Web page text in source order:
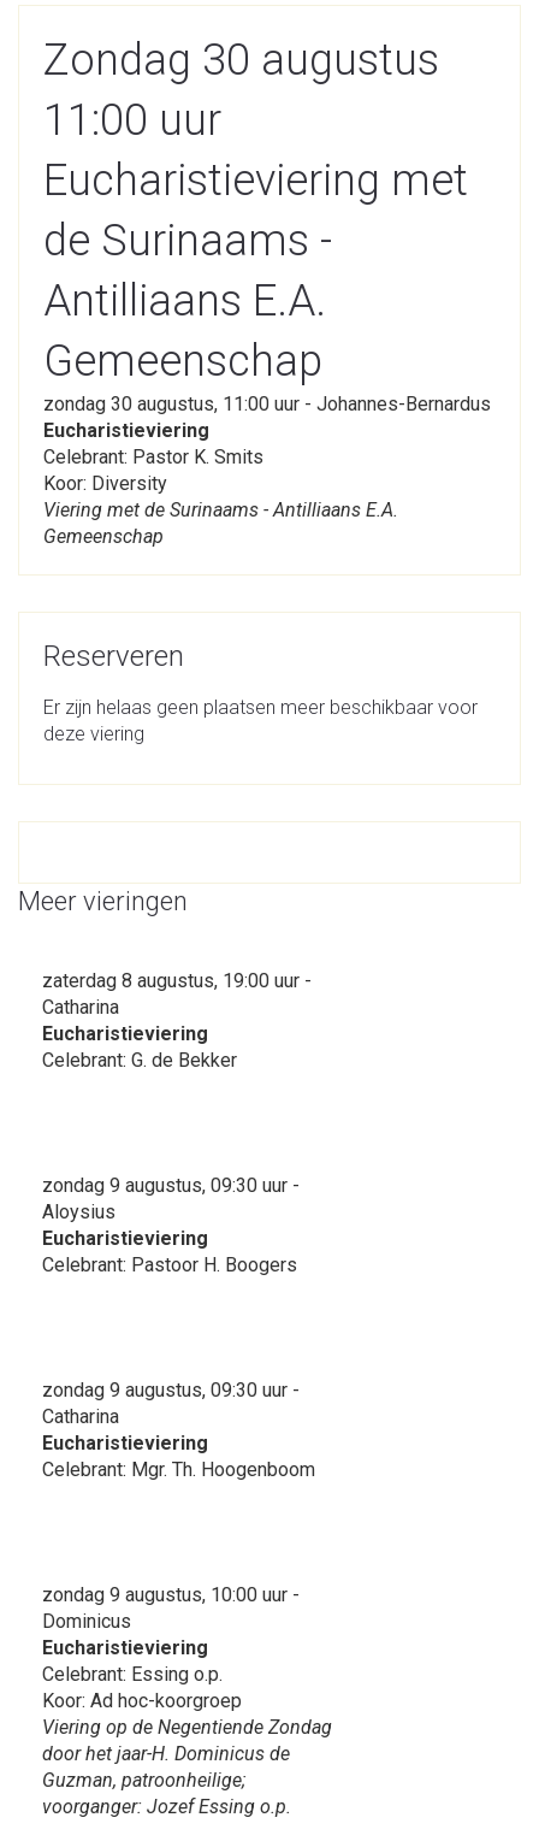
Zondag 30 augustus
11:00 uur
Eucharistieviering met
de Surinaams -
Antilliaans E.A.
Gemeenschap
zondag 30 augustus, 11:00 uur - Johannes-Bernardus
Eucharistieviering
Celebrant: Pastor K. Smits
Koor: Diversity
Viering met de Surinaams - Antilliaans E.A.
Gemeenschap
Reserveren
Er zijn helaas geen plaatsen meer beschikbaar voor
deze viering
Meer vieringen
zaterdag 8 augustus, 19:00 uur -
Catharina
Eucharistieviering
Celebrant: G. de Bekker
zondag 9 augustus, 09:30 uur -
Aloysius
Eucharistieviering
Celebrant: Pastoor H. Boogers
zondag 9 augustus, 09:30 uur -
Catharina
Eucharistieviering
Celebrant: Mgr. Th. Hoogenboom
zondag 9 augustus, 10:00 uur -
Dominicus
Eucharistieviering
Celebrant: Essing o.p.
Koor: Ad hoc-koorgroep
Viering op de Negentiende Zondag
door het jaar-H. Dominicus de
Guzman, patroonheilige;
voorganger: Jozef Essing o.p.